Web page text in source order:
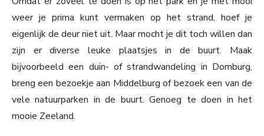
weer je prima kunt vermaken op het strand, hoef je
eigenlijk de deur niet uit. Maar mocht je dit toch willen dan
zijn er diverse leuke plaatsjes in de buurt. Maak
bijvoorbeeld een duin- of strandwandeling in Domburg,
breng een bezoekje aan Middelburg of bezoek een van de
vele natuurparken in de buurt. Genoeg te doen in het
mooie Zeeland.